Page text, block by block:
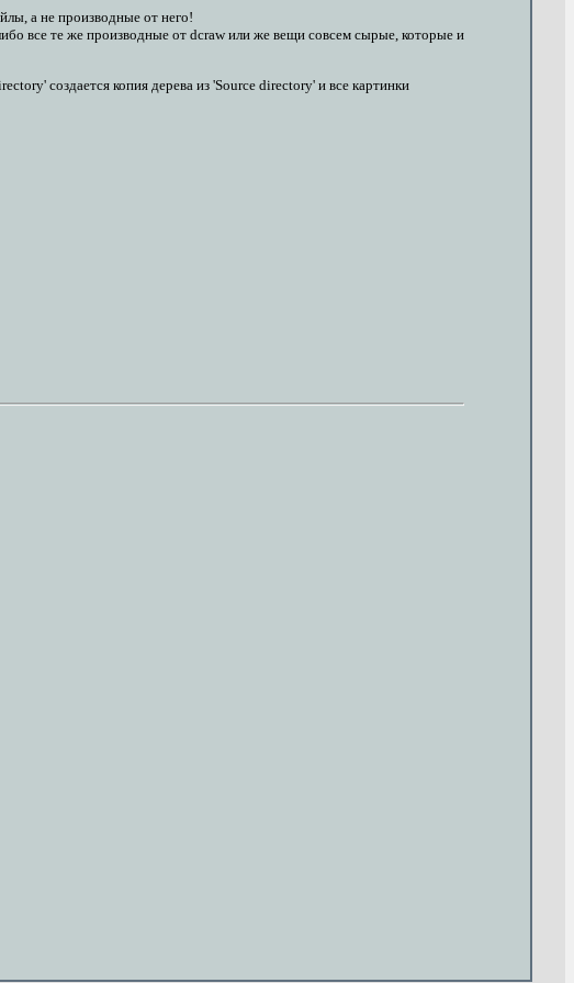
а не производные от него!
все те же производные от dcraw или же вещи совсем сырые, которые и
создается копия дерева из 'Source directory' и все картинки